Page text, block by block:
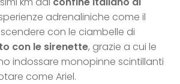
adrenaliniche come il
con le ciambelle di
con le sirenette, grazie a cui le
indossare monopinne scintillanti
come Ariel.